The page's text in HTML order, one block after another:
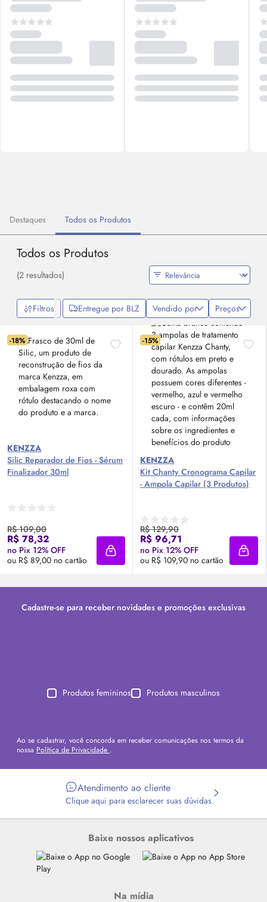
Destaques Todos os Produtos
Todos os Produtos
(2 resultados)
Filtros Entregue por BLZ Vendido por Preços
-18%
KENZZA
Silic Reparador de Fios -Sérum
Finalizador 30ml
R$ 109,00
R$ 78,32
no Pix 12% OFF
ou R$ 89,00 no cartão
Adicionar à sacola
-15%
KENZZA
Kit Chanty Cronograma Capilar
- Ampola Capilar (3 Produtos)
R$ 129,90
R$ 96,71
no Pix 12% OFF
ou R$ 109,90 no cartão
Cadastre-se para receber novidades e promoções exclusivas
Produtos femininos Produtos masculinos
Ao se cadastrar, você concorda em receber comunicações nos termos da
nossa Política de Privacidade .
Atendimento ao cliente
Clique aqui para esclarecer suas dúvidas.
Baixe nossos aplicativos
Na mídia